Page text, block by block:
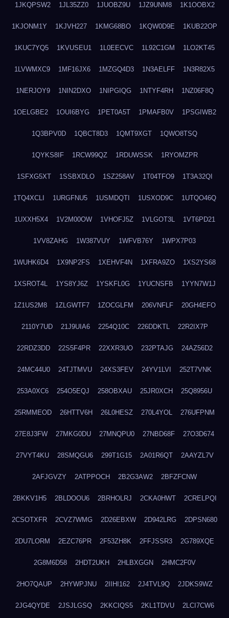
1JKQPSW2 1JL35ZZ0 1JUOBZ9U 1JZ9UNM8 1K1OOBX2
1KJONM1Y 1KJVH227 1KMG68BO 1KQW0D9E 1KUB22OP
1KUC7YQ5 1KVUSEU1 1L0EECVC 1L92C1GM 1LO2KT45
1LVWMXC9 1MF16JX6 1MZGQ4D3 1N3AELFF 1N3R82X5
1NERJOY9 1NIN2DXO 1NIPGIQG 1NTYF4RH 1NZ06F8Q
1OELGBE2 1OUI6BYG 1PET0A5T 1PMAFB0V 1PSGIWB2
1Q3BPV0D 1QBCT8D3 1QMT9XGT 1QWO8TSQ
1QYKS8IF 1RCW99QZ 1RDUWSSK 1RYOMZPR
1SFXG5XT 1SSBXDLO 1SZ258AV 1T04TFO9 1T3A32QI
1TQ4XCLI 1URGFNU5 1USMDQTI 1USXOD9C 1UTQO46Q
1UXXH5X4 1V2M00OW 1VHOFJ5Z 1VLGOT3L 1VT6PD21
1VV8ZAHG 1W387VUY 1WFVB76Y 1WPX7P03
1WUHK6D4 1X9NP2FS 1XEHVF4N 1XFRA9ZO 1XS2YS68
1XSROT4L 1YS8YJ6Z 1YSKFL0G 1YUCNSFB 1YYN7W1J
1Z1US2M8 1ZLGWTF7 1ZOCGLFM 206VNFLF 20GH4EFO
2110Y7UD 21J9UIA6 2254Q10C 226DDKTL 22R2IX7P
22RDZ3DD 22S5F4PR 22XXR3UO 232PTAJG 24AZ56D2
24MC44U0 24TJTMVU 24XS3FEV 24YV1LVI 252T7VNK
253A0XC6 254O5EQJ 258OBXAU 25JR0XCH 25Q8956U
25RMMEOD 26HTTV6H 26L0HESZ 270L4YOL 276UFPNM
27E8J3FW 27MKG0DU 27MNQPU0 27NBD68F 27O3D674
27VYT4KU 28SMQGU6 299T1G15 2A01R6QT 2AAYZL7V
2AFJGVZY 2ATPPOCH 2B2G3AW2 2BFZFCNW
2BKKV1H5 2BLDOOU6 2BRHOLRJ 2CKA0HWT 2CRELPQI
2CSOTXFR 2CVZ7WMG 2D26EBXW 2D942LRG 2DPSN680
2DU7LORM 2EZC76PR 2F53ZH8K 2FFJSSR3 2G789XQE
2G8M6D58 2HDT2UKH 2HLBXGGN 2HMC2F0V
2HO7QAUP 2HYWPJNU 2IIHI162 2J4TVL9Q 2JDKS9WZ
2JG4QYDE 2JSJLGSQ 2KKCIQS5 2KL1TDVU 2LCI7CW6